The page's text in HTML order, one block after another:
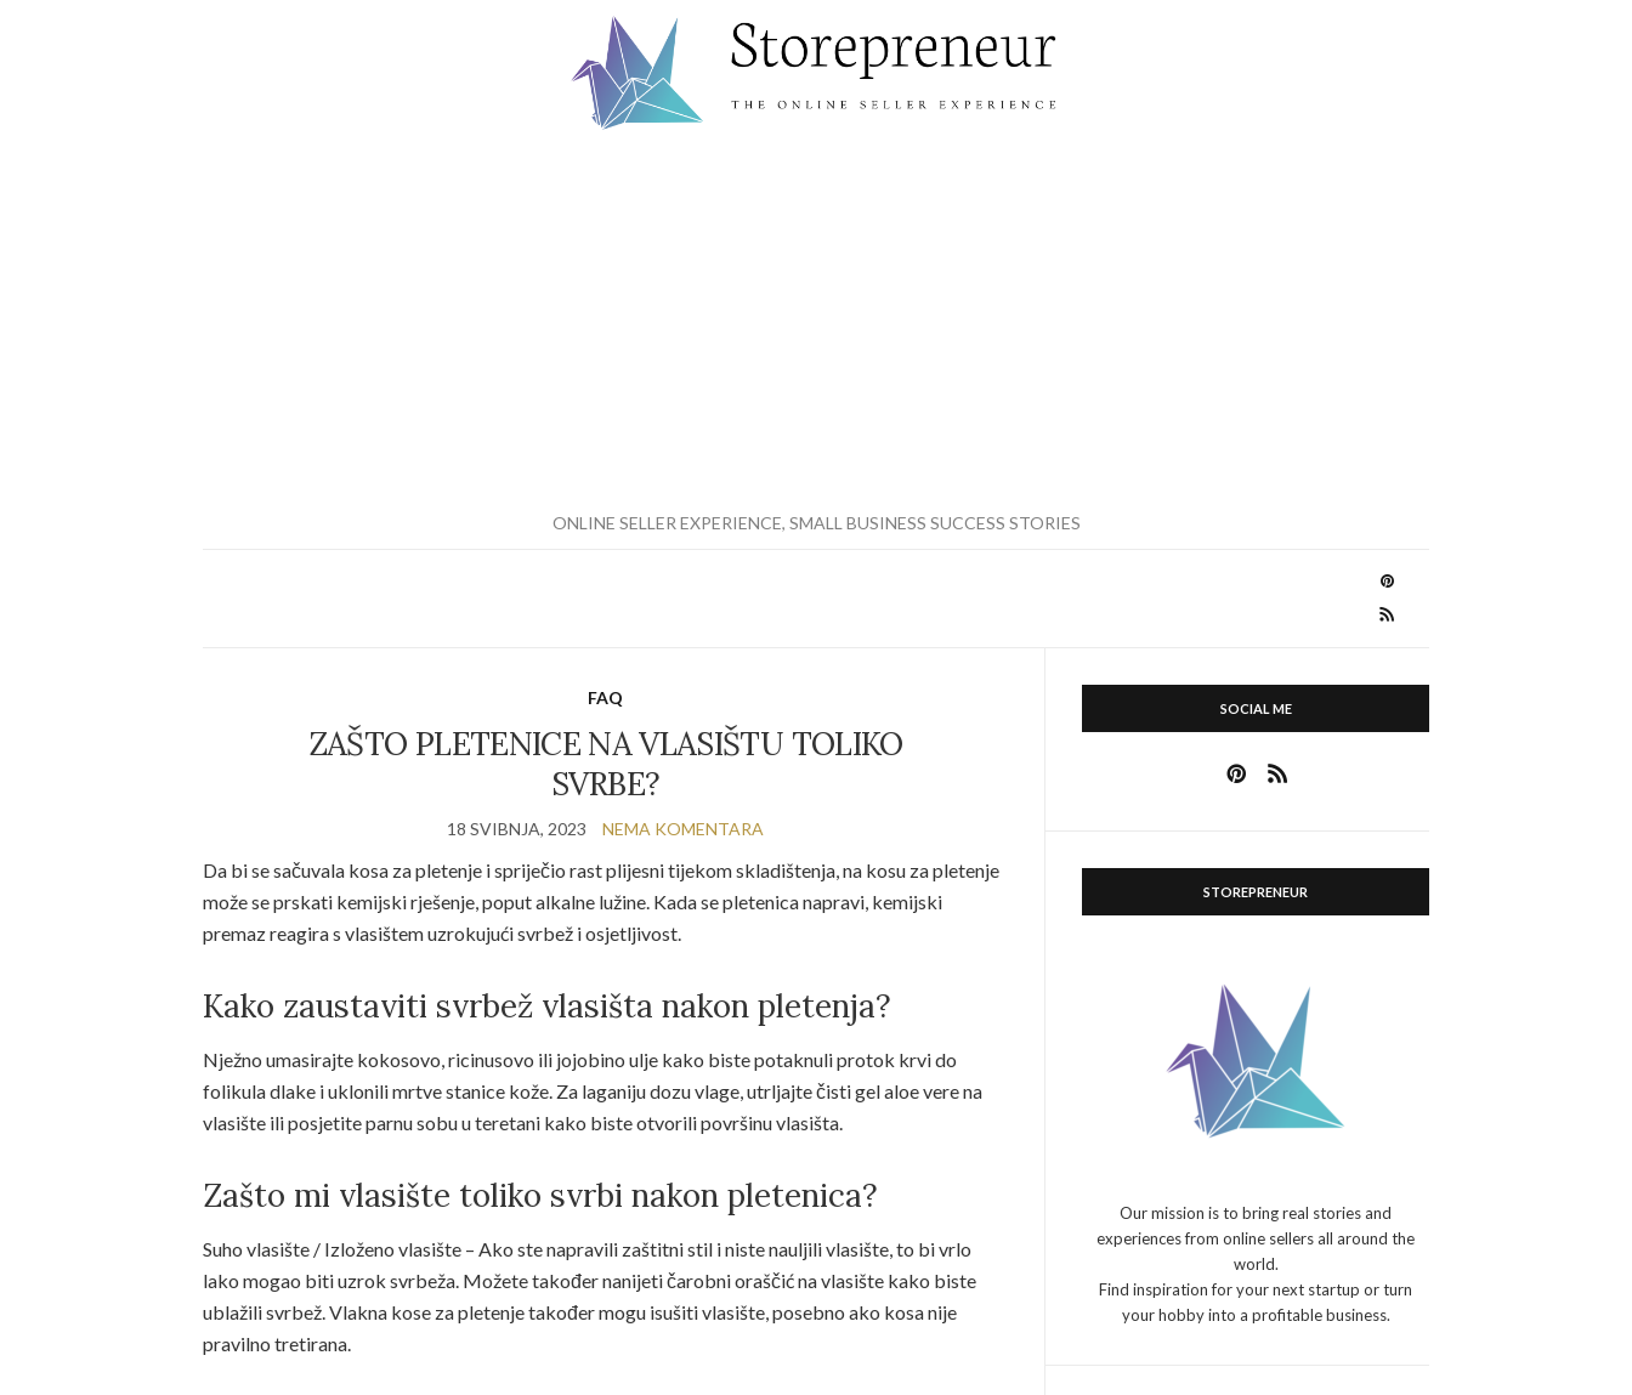
ONLINE SELLER EXPERIENCE, SMALL BUSINESS SUCCESS STORIES
FAQ
ZAŠTO PLETENICE NA VLASIŠTU TOLIKO
SVRBE?
18 SVIBNJA, 2023 NEMA KOMENTARA
Da bi se sačuvala kosa za pletenje i spriječio rast plijesni tijekom skladištenja, na kosu za pletenje
može se prskati kemijski rješenje, poput alkalne lužine. Kada se pletenica napravi, kemijski
premaz reagira s vlasištem uzrokujući svrbež i osjetljivost.
Kako zaustaviti svrbež vlasišta nakon pletenja?
Nježno umasirajte kokosovo, ricinusovo ili jojobino ulje kako biste potaknuli protok krvi do
folikula dlake i uklonili mrtve stanice kože. Za laganiju dozu vlage, utrljajte čisti gel aloe vere na
vlasište ili posjetite parnu sobu u teretani kako biste otvorili površinu vlasišta.
Zašto mi vlasište toliko svrbi nakon pletenica?
Suho vlasište / Izloženo vlasište – Ako ste napravili zaštitni stil i niste nauljili vlasište, to bi vrlo
lako mogao biti uzrok svrbeža. Možete također nanijeti čarobni oraščić na vlasište kako biste
ublažili svrbež. Vlakna kose za pletenje također mogu isušiti vlasište, posebno ako kosa nije
pravilno tretirana.
SOCIAL ME
STOREPRENEUR
Our mission is to bring real stories and
experiences from online sellers all around the
world.
Find inspiration for your next startup or turn
your hobby into a profitable business.